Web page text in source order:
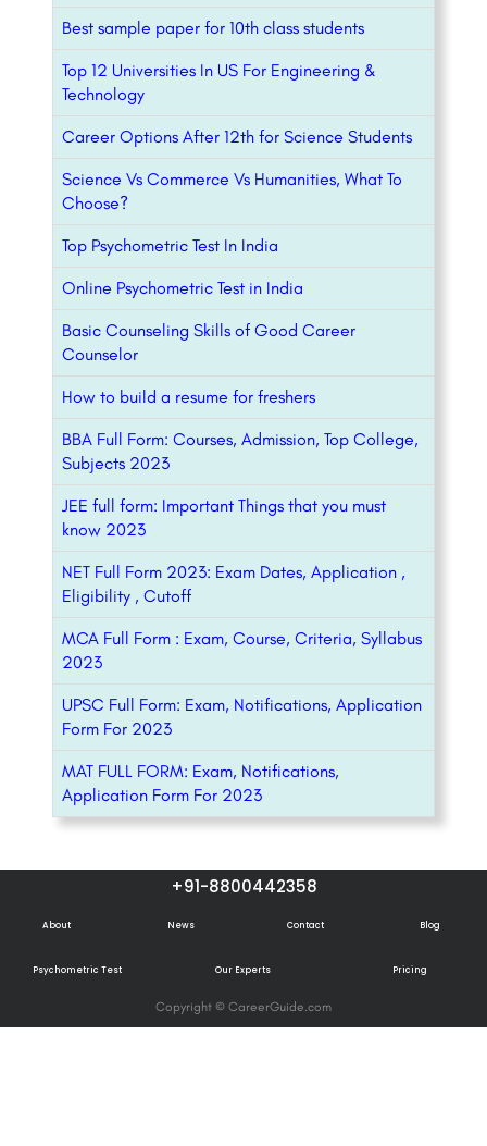
Best sample paper for 10th class students
Top 12 Universities In US For Engineering &
Technology
Career Options After 12th for Science Students
Science Vs Commerce Vs Humanities, What To
Choose?
Top Psychometric Test In India
Online Psychometric Test in India
Basic Counseling Skills of Good Career
Counselor
How to build a resume for freshers
BBA Full Form: Courses, Admission, Top College,
Subjects 2023
JEE full form: Important Things that you must
know 2023
NET Full Form 2023: Exam Dates, Application ,
Eligibility , Cutoff
MCA Full Form : Exam, Course, Criteria, Syllabus
2023
UPSC Full Form: Exam, Notifications, Application
Form For 2023
MAT FULL FORM: Exam, Notifications,
Application Form For 2023
+91-8800442358
About News Contact Blog
Psychometric Test Our Experts Pricing
Copyright © CareerGuide.com